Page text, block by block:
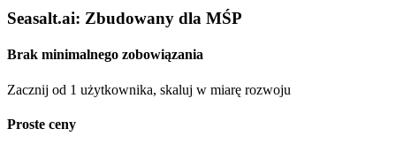
Seasalt.ai: Zbudowany dla MŚP
Brak minimalnego zobowiązania
Zacznij od 1 użytkownika, skaluj w miarę rozwoju
Proste ceny